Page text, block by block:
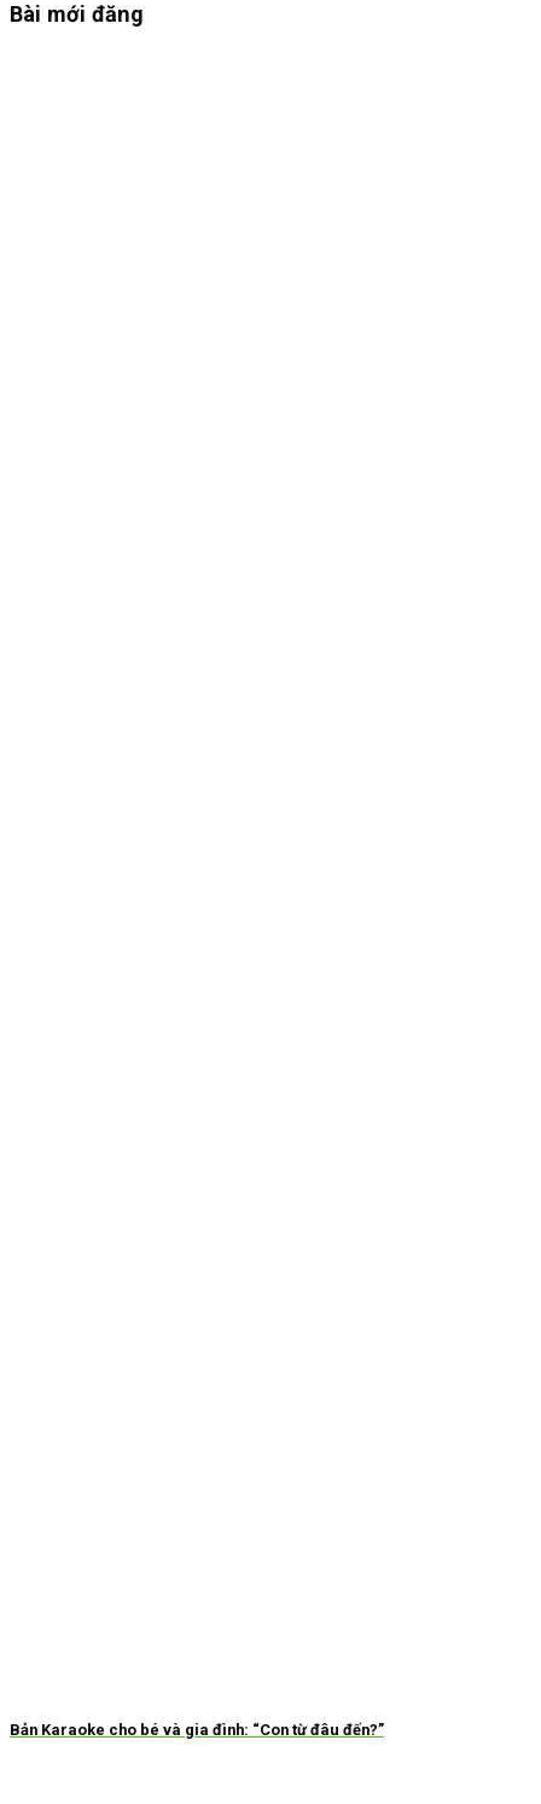
Bài mới đăng
Bản Karaoke cho bé và gia đình: “Con từ đâu đến?”